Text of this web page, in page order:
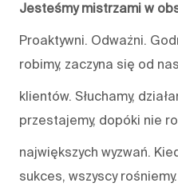
Jesteśmy mistrzami w
Proaktywni. Odważni.
robimy, zaczyna się od
klientów. Słuchamy,
przestajemy, dopóki nie
największych wyzwań.
sukces, wszyscy rośniemy.